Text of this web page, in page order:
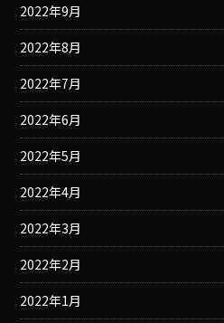
2022年9月
2022年8月
2022年7月
2022年6月
2022年5月
2022年4月
2022年3月
2022年2月
2022年1月